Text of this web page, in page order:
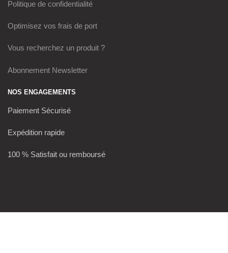
Politique de confidentialité
Optimisez vos frais de port
Vous recherchez un produit ?
Abonnement Newsletter
NOS ENGAGEMENTS
Paiement Sécurisé
Expédition rapide
100 % Satisfait ou remboursé